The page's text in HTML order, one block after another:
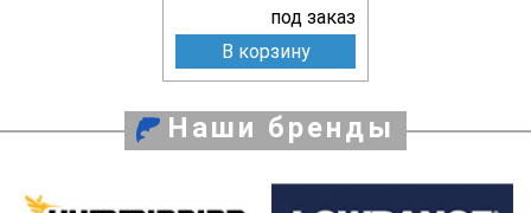
под заказ
В корзину
Наши бренды